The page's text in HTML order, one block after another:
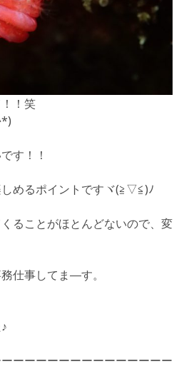
！笑
す！！
めるポイントですヾ(≧▽≦)ﾉ
ることがほとんどないので、変
仕事してま―す。
ーーーーーーーーーーーーーー